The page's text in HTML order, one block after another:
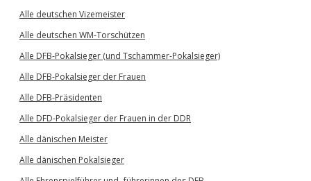
Alle deutschen Vizemeister
Alle deutschen WM-Torschützen
Alle DFB-Pokalsieger (und Tschammer-Pokalsieger)
Alle DFB-Pokalsieger der Frauen
Alle DFB-Präsidenten
Alle DFD-Pokalsieger der Frauen in der DDR
Alle dänischen Meister
Alle dänischen Pokalsieger